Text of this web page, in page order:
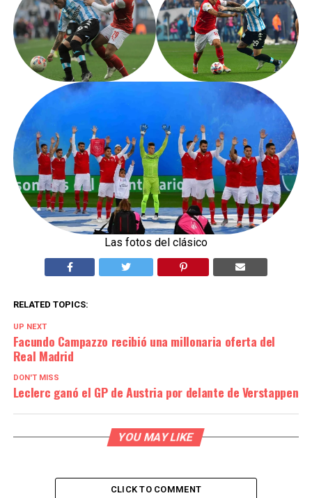
Las fotos del clásico
RELATED TOPICS:
UP NEXT
Facundo Campazzo recibió una millonaria oferta del
Real Madrid
DON'T MISS
Leclerc ganó el GP de Austria por delante de Verstappen
YOU MAY LIKE
CLICK TO COMMENT